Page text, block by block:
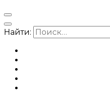
Найти: